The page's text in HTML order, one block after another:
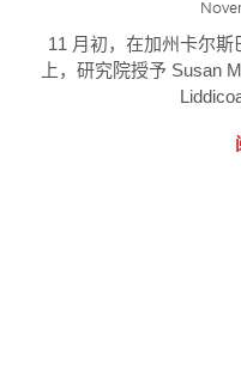
11 月初，在加州卡尔
上，研究院授予 Susan